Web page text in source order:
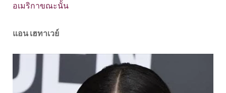
อเมริกาขณะนั้น
แอน เฮทาเวย์